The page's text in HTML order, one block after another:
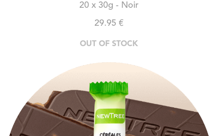
20 x 30g - Noir
29.95 €
OUT OF STOCK